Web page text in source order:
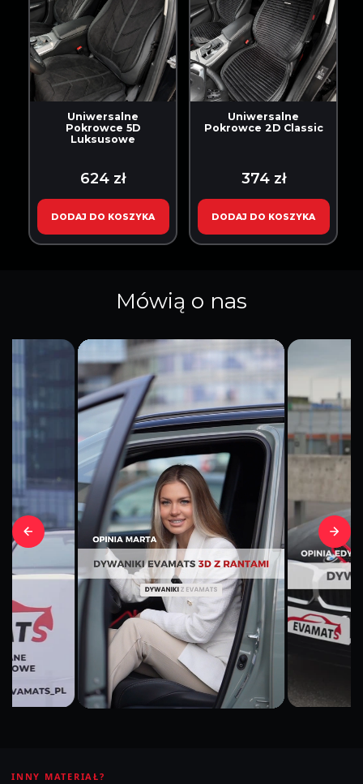
Uniwersalne
Pokrowce 5D
Luksusowe
624 zł
DODAJ DO KOSZYKA
Uniwersalne
Pokrowce 2D Classic
374 zł
DODAJ DO KOSZYKA
Mówią o nas
INNY MATERIAŁ?